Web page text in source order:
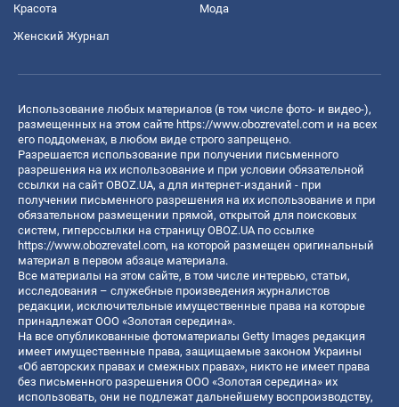
Красота Мода
Женский Журнал
Использование любых материалов (в том числе фото- и видео-),
размещенных на этом сайте https://www.obozrevatel.com и на всех
его поддоменах, в любом виде строго запрещено.
Разрешается использование при получении письменного
разрешения на их использование и при условии обязательной
ссылки на сайт OBOZ.UA, а для интернет-изданий - при
получении письменного разрешения на их использование и при
обязательном размещении прямой, открытой для поисковых
систем, гиперссылки на страницу OBOZ.UA по ссылке
https://www.obozrevatel.com, на которой размещен оригинальный
материал в первом абзаце материала.
Все материалы на этом сайте, в том числе интервью, статьи,
исследования – служебные произведения журналистов
редакции, исключительные имущественные права на которые
принадлежат ООО «Золотая середина».
На все опубликованные фотоматериалы Getty Images редакция
имеет имущественные права, защищаемые законом Украины
«Об авторских правах и смежных правах», никто не имеет права
без письменного разрешения ООО «Золотая середина» их
использовать, они не подлежат дальнейшему воспроизводству,